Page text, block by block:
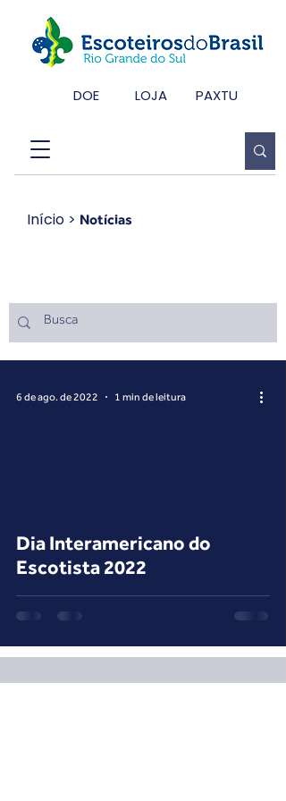
DOE LOJA PAXTU
Início > Notícias
Dia Interamericano do
Escotista 2022
6 de ago. de 2022 1 min de leitura